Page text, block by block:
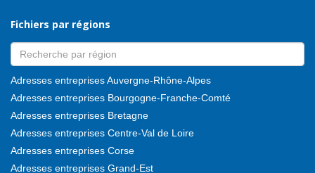
Fichiers par régions
Adresses entreprises Auvergne-Rhône-Alpes
Adresses entreprises Bourgogne-Franche-Comté
Adresses entreprises Bretagne
Adresses entreprises Centre-Val de Loire
Adresses entreprises Corse
Adresses entreprises Grand-Est